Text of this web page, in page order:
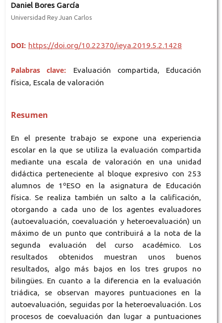
Daniel Bores García
Universidad Rey Juan Carlos
DOI: https://doi.org/10.22370/ieya.2019.5.2.1428
Palabras clave:
Evaluación compartida, Educación
física, Escala de valoración
Resumen
En el presente trabajo se expone una experiencia
escolar en la que se utiliza la evaluación compartida
mediante una escala de valoración en una unidad
didáctica perteneciente al bloque expresivo con 253
alumnos de 1ºESO en la asignatura de Educación
física. Se realiza también un salto a la calificación,
otorgando a cada uno de los agentes evaluadores
(autoevaluación, coevaluación y heteroevaluación) un
máximo de un punto que contribuirá a la nota de la
segunda evaluación del curso académico. Los
resultados obtenidos muestran unos buenos
resultados, algo más bajos en los tres grupos no
bilingües. En cuanto a la diferencia en la evaluación
triádica, se observan mayores puntuaciones en la
autoevaluación, seguidas por la heteroevaluación. Los
procesos de coevaluación dan lugar a puntuaciones